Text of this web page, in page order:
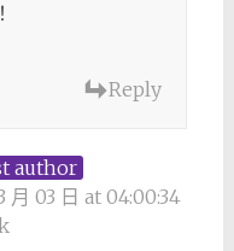
Reply
author
月 03 日 at 04:00:34